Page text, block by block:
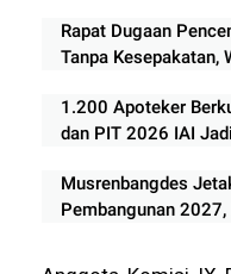
Rapat Dugaan
Tanpa Kesepakatan,
1.200 Apoteker
dan PIT 2026 IAI
Musrenbangdes
Pembangunan